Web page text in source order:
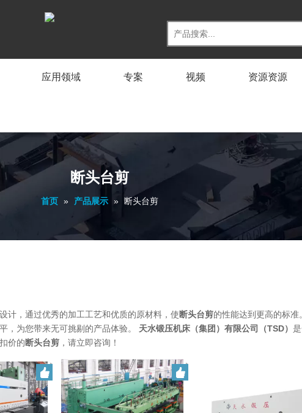
应用领域 专案 视频 资源资源
断头台剪
首页 » 产品展示 » 断头台剪
计，通过优秀的加工工艺和优质的原材料，使断头台剪的性能达到更高的标准
，为您带来无可挑剔的产品体验。 天水锻压机床（集团）有限公司（TSD）
价的断头台剪 ，请立即咨询！